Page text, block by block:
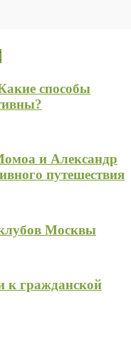
способы
и Александр
путешествия
Москвы
к гражданской